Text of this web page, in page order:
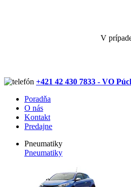
V
+421 42 430 7833 - VO
Poradňa
O nás
Kontakt
Predajne
Pneumatiky
Pneumatiky